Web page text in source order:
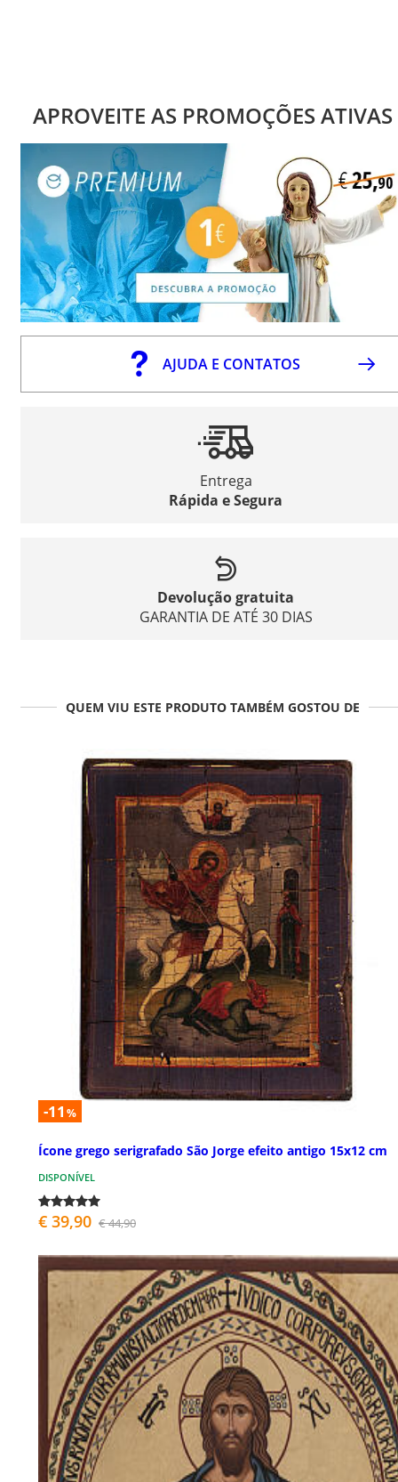
APROVEITE AS PROMOÇÕES ATIVAS
AJUDA E CONTATOS
Entrega
Rápida e Segura
Devolução gratuita
GARANTIA DE ATÉ 30 DIAS
QUEM VIU ESTE PRODUTO TAMBÉM GOSTOU DE
-11 %
Ícone grego serigrafado São Jorge efeito antigo 15x12 cm
DISPONÍVEL
€ 39,90 € 44,90